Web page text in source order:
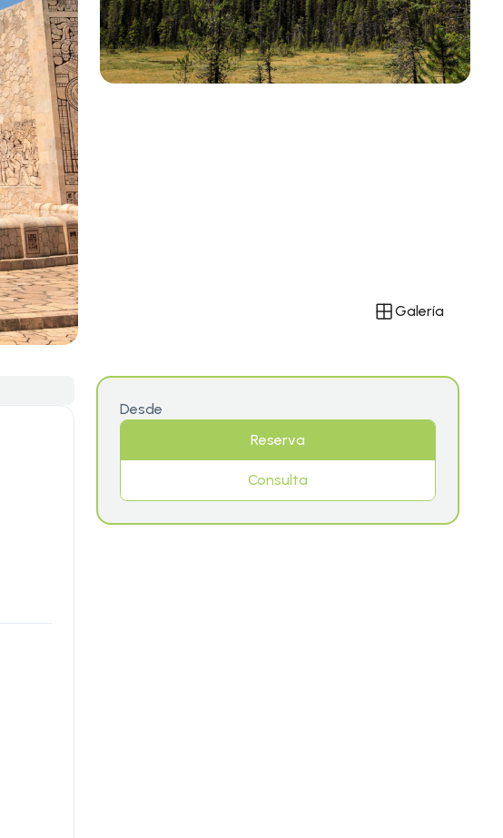
Galería
Desde
Reserva
Consulta